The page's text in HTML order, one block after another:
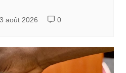
3 août 2026 0